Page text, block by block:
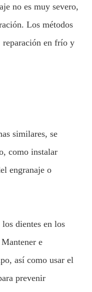
no es muy severo,
Los métodos
reparación en frío y
similares, se
como instalar
engranaje o
dientes en los
e
así como usar el
prevenir